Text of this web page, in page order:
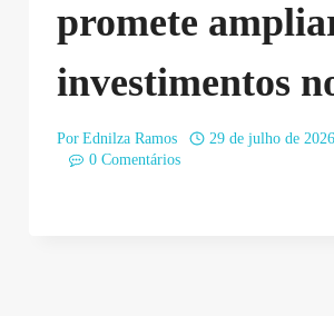
promete
investimentos
Por Ednilza Ramos
29 de julho de 2026
0 Comentários